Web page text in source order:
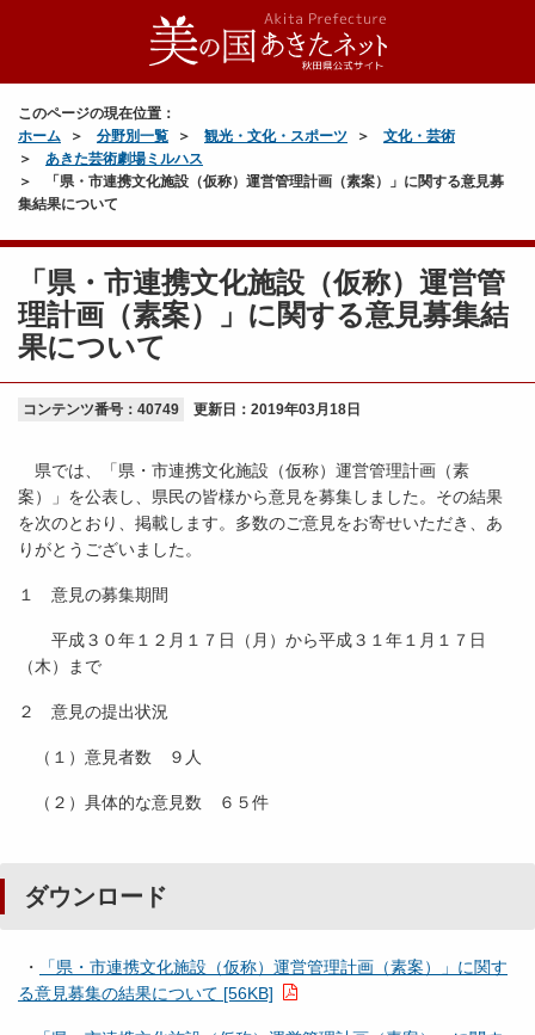
このページの現在位置：
ホーム
分野別一覧 観光・文化・スポーツ
文化・芸術
あきた芸術劇場ミルハス
「県・市連携文化施設（仮称）運営管理計画（素案）」に関する意見募
集結果について
「県・市連携文化施設（仮称）運営管
理計画（素案）」に関する意見募集結
果について
コンテンツ番号：40749 更新日： 2019年03月18日
県では、「県・市連携文化施設（仮称）運営管理計画（素
案）」を公表し、県民の皆様から意見を募集しました。その結果
を次のとおり、掲載します。多数のご意見をお寄せいただき、あ
りがとうございました。
１ 意見の募集期間
平成３０年１２月１７日（月）から平成３１年１月１７日
（木）まで
２ 意見の提出状況
（１）意見者数 ９人
（２）具体的な意見数 ６５件
ダウンロード
・
「県・市連携文化施設（仮称）運営管理計画（素案）」に関す
る意見募集の結果について [56KB]